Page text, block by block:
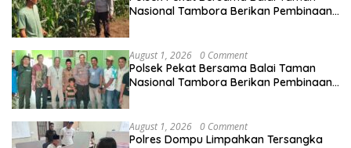
Nasional Tambora Berikan Pembinaan
August 1, 2026 0 Comment
Polsek Pekat Bersama Balai Taman
Nasional Tambora Berikan Pembinaan
August 1, 2026 0 Comment
Polres Dompu Limpahkan Tersangka